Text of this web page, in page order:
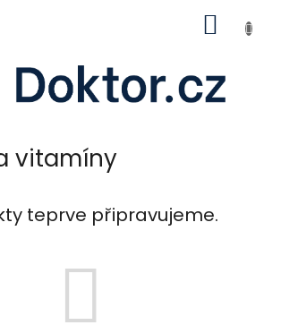
vitamíny
teprve připravujeme.